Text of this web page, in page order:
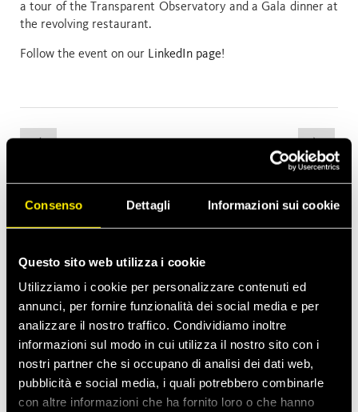
Consenso Dettagli Informazioni sui cookie
Questo sito web utilizza i cookie
Utilizziamo i cookie per personalizzare contenuti ed
annunci, per fornire funzionalità dei social media e per
analizzare il nostro traffico. Condividiamo inoltre
informazioni sul modo in cui utilizza il nostro sito con i
nostri partner che si occupano di analisi dei dati web,
pubblicità e social media, i quali potrebbero combinarle
con altre informazioni che ha fornito loro o che hanno
a tour of the Transparent Observatory and a Gala dinner at
the revolving restaurant.
Follow the event on our LinkedIn page!
Le ultime news
Faster lancia il nuovo segmento di Thermal Management
Costruzioni
mar 2, 2026
MultiQTC: la soluzione con il miglior rapporto
costi/benefici per escavatori di grandi dimensioni ed
escavatori da demolizione
gen 29, 2026